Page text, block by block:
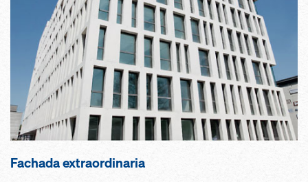
Fachada extraordinaria